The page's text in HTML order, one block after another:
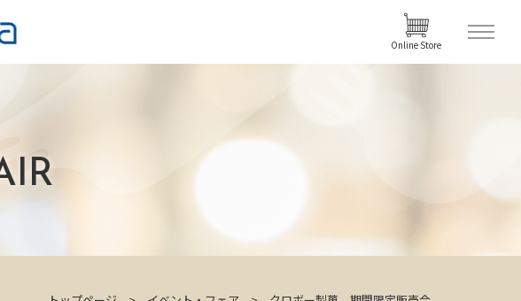
Online Store